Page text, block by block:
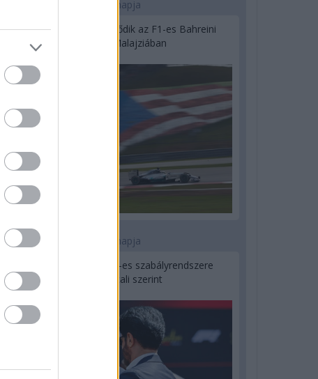
2 napja
Megvan, mikor kezdődik az F1-es Bahreini
Nagydíj Malajziában
3 napja
Ilyen lehet a jövő F1-es szabályrendszere
Domenicali szerint